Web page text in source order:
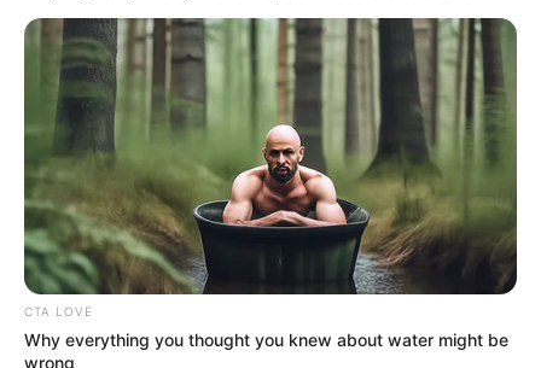
CART alerta para incêndios em
CTA LOVE
Why everything you thought you knew about water might be
wrong